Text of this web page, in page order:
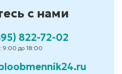
с нами
822-72-02
9:00 до 18:00